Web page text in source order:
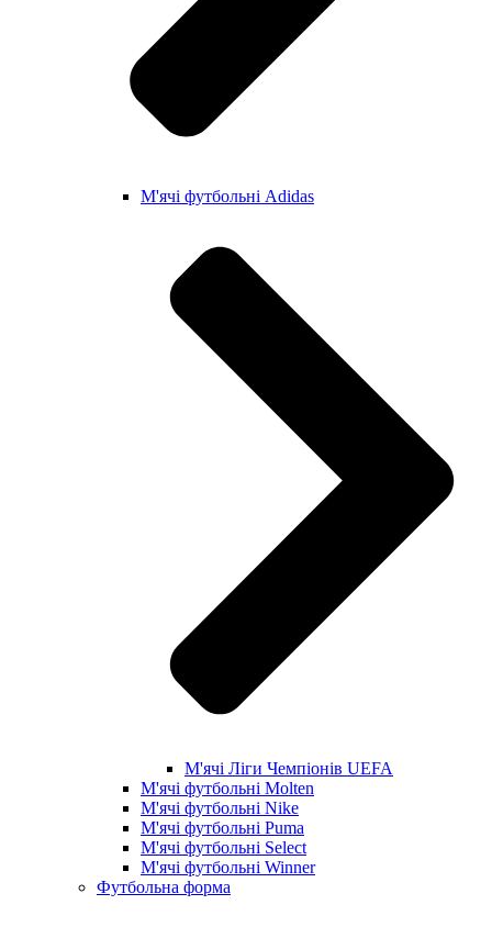
М'ячі футбольні Adidas
М'ячі Ліги Чемпіонів UEFA
М'ячі футбольні Molten
М'ячі футбольні Nike
М'ячі футбольні Puma
М'ячі футбольні Select
М'ячі футбольні Winner
Футбольна форма